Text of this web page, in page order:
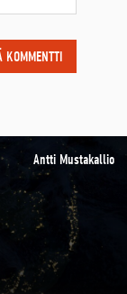
Antti Mustakallio